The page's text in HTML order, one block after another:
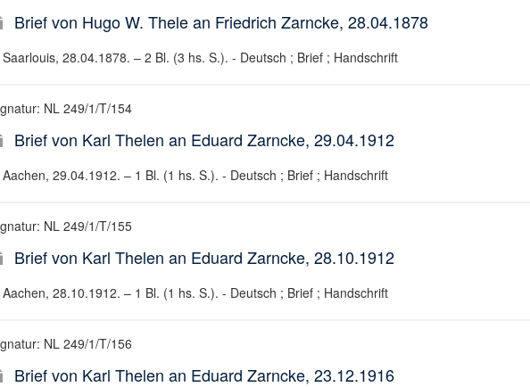
Brief von Hugo W. Thele an Friedrich Zarncke, 28.04.1878
Saarlouis, 28.04.1878. – 2 Bl. (3 hs. S.). - Deutsch ; Brief ; Handschrift
NL 249/1/T/154
Brief von Karl Thelen an Eduard Zarncke, 29.04.1912
Aachen, 29.04.1912. – 1 Bl. (1 hs. S.). - Deutsch ; Brief ; Handschrift
NL 249/1/T/155
Brief von Karl Thelen an Eduard Zarncke, 28.10.1912
Aachen, 28.10.1912. – 1 Bl. (1 hs. S.). - Deutsch ; Brief ; Handschrift
NL 249/1/T/156
Brief von Karl Thelen an Eduard Zarncke, 23.12.1916